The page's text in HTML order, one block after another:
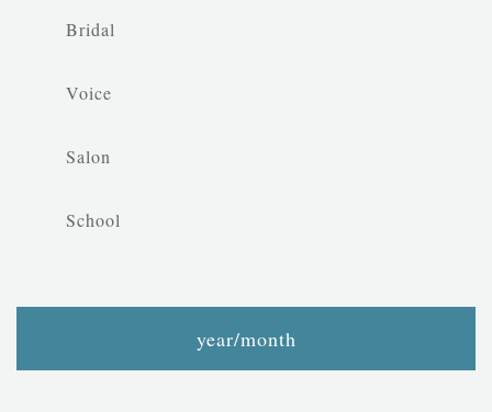
Bridal
Voice
Salon
School
year/month